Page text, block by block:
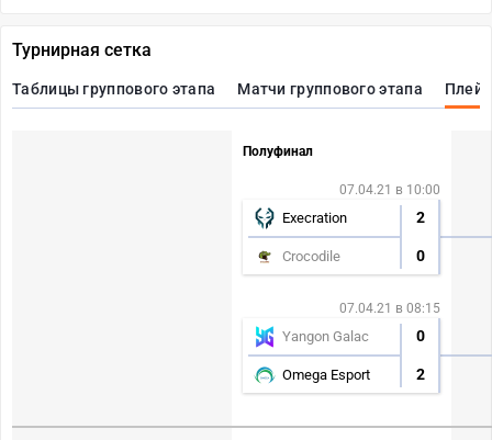
Турнирная сетка
Таблицы группового этапа Матчи группового этапа
Полуфинал
07.04.21 в 10:00
Execration 2
Crocodile 0
07.04.21 в 08:15
Yangon Galac 0
Omega Esport 2